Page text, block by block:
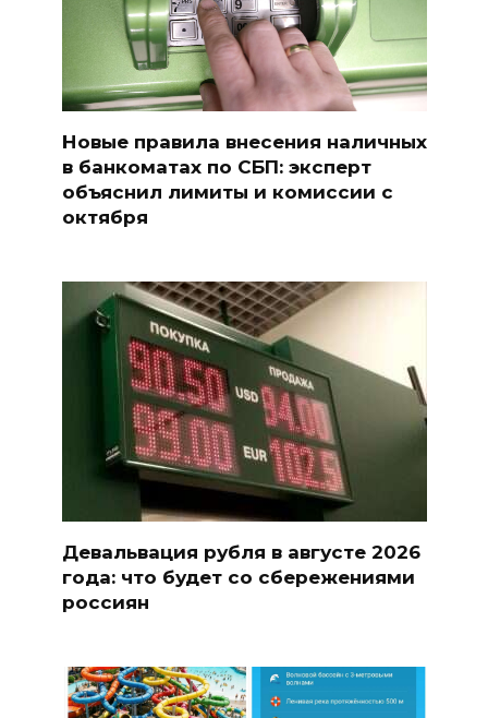
Новые правила внесения наличных
в банкоматах по СБП: эксперт
объяснил лимиты и комиссии с
октября
Девальвация рубля в августе 2026
года: что будет со сбережениями
россиян